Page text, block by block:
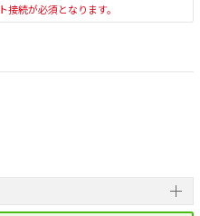
続が必須となります。